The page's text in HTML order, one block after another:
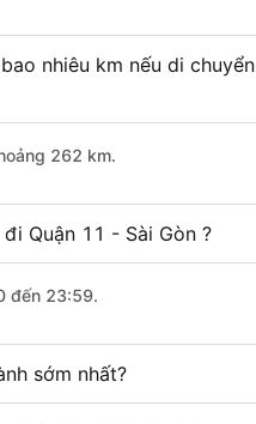
nhiêu km nếu di chuyển
262 km.
Quận 11 - Sài Gòn ?
đến 23:59.
sớm nhất?